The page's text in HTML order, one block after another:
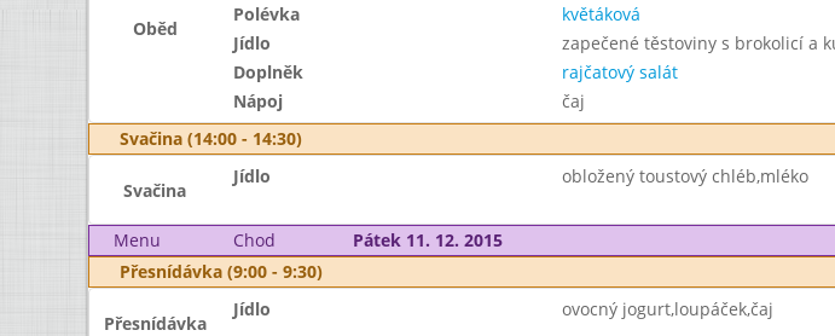
Oběd
Polévka květáková
Jídlo
zapečené těstoviny s brokolicí a
Doplněk
rajčatový salát
Nápoj
čaj
Svačina (14:00 - 14:30)
Svačina
Jídlo obložený toustový chléb,mléko
Menu Chod Pátek 11. 12. 2015
Přesnídávka (9:00 - 9:30)
Přesnídávka
Jídlo ovocný jogurt,loupáček,čaj